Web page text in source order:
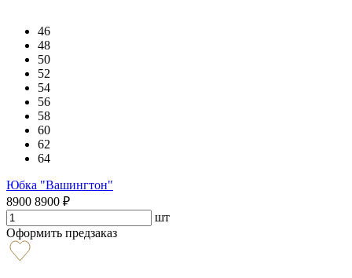
46
48
50
52
54
56
58
60
62
64
Юбка "Вашингтон"
8900 8900 ₽
шт
Оформить предзаказ